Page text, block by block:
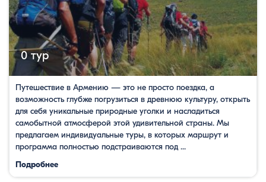
0 тур
Путешествие в Армению — это не просто поездка, а
возможность глубже погрузиться в древнюю культуру, открыть
для себя уникальные природные уголки и насладиться
самобытной атмосферой этой удивительной страны. Мы
предлагаем индивидуальные туры, в которых маршрут и
программа полностью подстраиваются под ...
Подробнее